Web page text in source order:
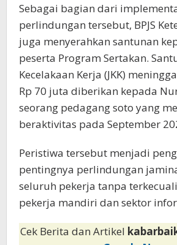
Sebagai bagian dari
perlindungan tersebut, BPJS
juga menyerahkan santunan
peserta Program Sertakan.
Kecelakaan Kerja (JKK)
Rp 70 juta diberikan kepada
seorang pedagang soto yang
beraktivitas pada September
Peristiwa tersebut menjadi
pentingnya perlindungan
seluruh pekerja tanpa
pekerja mandiri dan sektor
Cek Berita dan Artikel